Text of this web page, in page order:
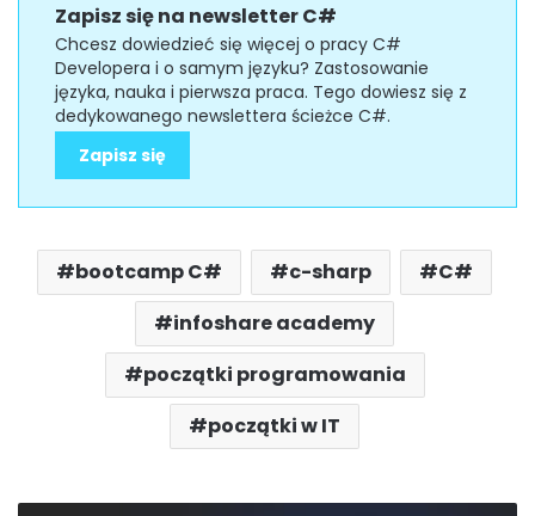
Zapisz się na newsletter C#
Chcesz dowiedzieć się więcej o pracy C#
Developera i o samym języku? Zastosowanie
języka, nauka i pierwsza praca. Tego dowiesz się z
dedykowanego newslettera ścieżce C#.
Zapisz się
bootcamp C# c-sharp
C#
infoshare academy
początki programowania
początki w IT